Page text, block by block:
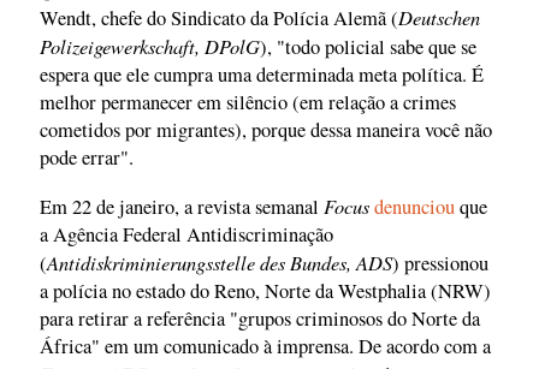
Wendt, chefe do Sindicato da Polícia Alemã (Deutschen
Polizeigewerkschaft, DPolG), "todo policial sabe que se
espera que ele cumpra uma determinada meta política. É
melhor permanecer em silêncio (em relação a crimes
cometidos por migrantes), porque dessa maneira você não
pode errar".
Em 22 de janeiro, a revista semanal Focusdenunciouque
a Agência Federal Antidiscriminação
(Antidiskriminierungsstelle des Bundes, ADS) pressionou
a polícia no estado do Reno, Norte da Westphalia (NRW)
para retirar a referência "grupos criminosos do Norte da
África" em um comunicado à imprensa. De acordo com a